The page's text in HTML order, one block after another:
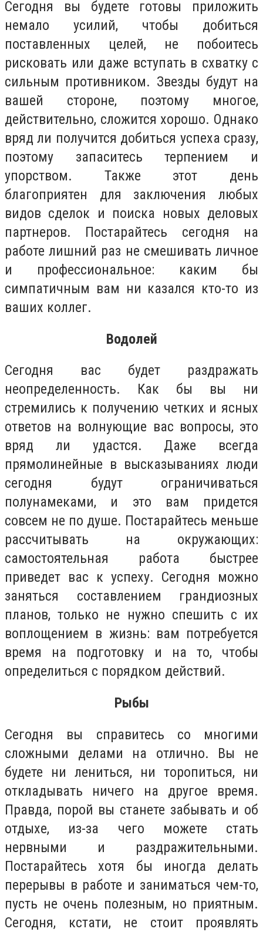
Сегодня вы будете готовы приложить
немало усилий, чтобы добиться
поставленных целей, не побоитесь
рисковать или даже вступать в схватку с
сильным противником. Звезды будут на
вашей стороне, поэтому многое,
действительно, сложится хорошо. Однако
вряд ли получится добиться успеха сразу,
поэтому запаситесь терпением и
упорством. Также этот день
благоприятен для заключения любых
видов сделок и поиска новых деловых
партнеров. Постарайтесь сегодня на
работе лишний раз не смешивать личное
и профессиональное: каким бы
симпатичным вам ни казался кто-то из
ваших коллег.
Водолей
Сегодня вас будет раздражать
неопределенность. Как бы вы ни
стремились к получению четких и ясных
ответов на волнующие вас вопросы, это
вряд ли удастся. Даже всегда
прямолинейные в высказываниях люди
сегодня будут ограничиваться
полунамеками, и это вам придется
совсем не по душе. Постарайтесь меньше
рассчитывать на окружающих:
самостоятельная работа быстрее
приведет вас к успеху. Сегодня можно
заняться составлением грандиозных
планов, только не нужно спешить с их
воплощением в жизнь: вам потребуется
время на подготовку и на то, чтобы
определиться с порядком действий.
Рыбы
Сегодня вы справитесь со многими
сложными делами на отлично. Вы не
будете ни лениться, ни торопиться, ни
откладывать ничего на другое время.
Правда, порой вы станете забывать и об
отдыхе, из-за чего можете стать
нервными и раздражительными.
Постарайтесь хотя бы иногда делать
перерывы в работе и заниматься чем-то,
пусть не очень полезным, но приятным.
Сегодня, кстати, не стоит проявлять